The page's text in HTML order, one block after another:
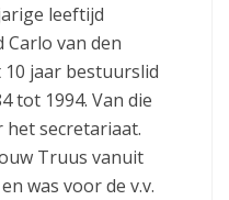
leeftijd
van den
10 jaar bestuurslid
tot 1994. Van die
het secretariaat.
Truus vanuit
was voor de v.v.